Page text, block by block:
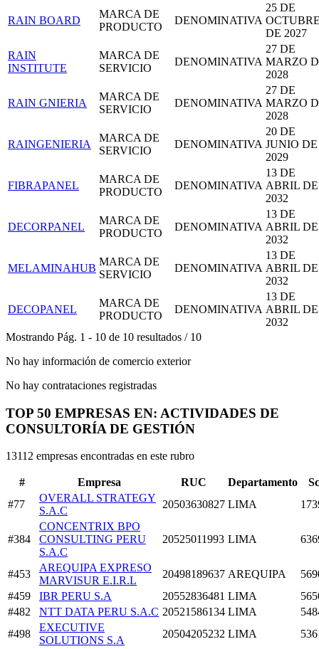
RAIN BOARD
MARCA DE
PRODUCTO
DENOMINATIVA
25 DE
DE 2027
RAIN
INSTITUTE
MARCA DE
SERVICIO
DENOMINATIVA
27 DE
MARZO
2028
RAIN GNIERIA
MARCA DE
SERVICIO
DENOMINATIVA
27 DE
MARZO
2028
RAINGENIERIA
MARCA DE
SERVICIO
DENOMINATIVA
20 DE
JUNIO DE
2029
FIBRAPANEL
MARCA DE
PRODUCTO
DENOMINATIVA
13 DE
ABRIL DE
2032
DECORPANEL
MARCA DE
PRODUCTO
DENOMINATIVA
13 DE
ABRIL DE
2032
MELAMINAHUB
MARCA DE
SERVICIO
DENOMINATIVA
13 DE
ABRIL DE
2032
DECOPANEL
MARCA DE
PRODUCTO
DENOMINATIVA
13 DE
ABRIL DE
2032
Mostrando Pág. 1 - 10 de 10 resultados / 10
No hay información de comercio exterior
No hay contrataciones registradas
TOP 50 EMPRESAS EN: ACTIVIDADES DE
CONSULTORÍA DE GESTIÓN
13112 empresas encontradas en este rubro
# Empresa RUC Departamento
#77
OVERALL STRATEGY
S.A.C
20503630827 LIMA
#384
CONCENTRIX BPO
CONSULTING PERU
S.A.C
20525011993 LIMA
#453
AREQUIPA EXPRESO
MARVISUR E.I.R.L
20498189637 AREQUIPA
#459
IBR PERU S.A 20552836481 LIMA
#482
NTT DATA PERU S.A.C 20521586134 LIMA
#498
EXECUTIVE
SOLUTIONS S.A
20504205232 LIMA